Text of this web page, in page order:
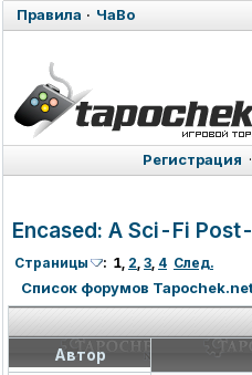
Правила · ЧаВо
Регистрация ·
Encased: A Sci-Fi
Страницы : 1, 2, 3, 4 След.
Список форумов
Автор